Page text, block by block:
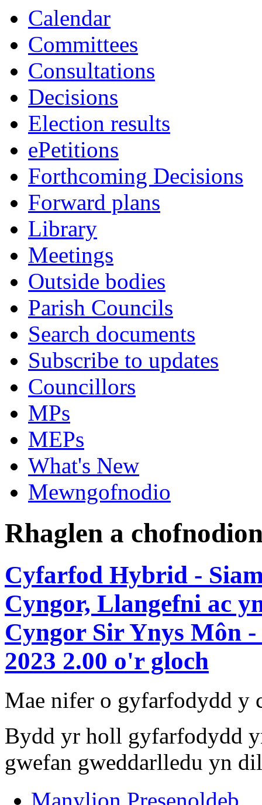
Calendar
Committees
Consultations
Decisions
Election results
ePetitions
Forthcoming Decisions
Forward plans
Library
Meetings
Outside bodies
Parish Councils
Search documents
Subscribe to updates
Councillors
MPs
MEPs
What's New
Mewngofnodio
Rhaglen a
Cyfarfod Hybrid -
Cyngor, Llangefni ac
Cyngor Sir Ynys Môn
2023 2.00 o'r gloch
Mae nifer o gyfarfodydd y
Bydd yr holl gyfarfodydd
gwefan gweddarlledu yn